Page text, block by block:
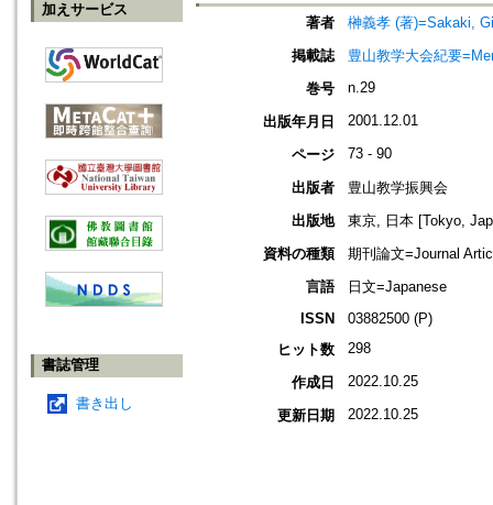
加えサービス
書誌管理
書き出し
著者
榊義孝 (著)=Sakaki,
掲載誌
豊山教学大会紀要
巻号
n.29
出版年月日 2001.12.01
ページ 73 - 90
出版者
豊山教学振興会
出版地
東京, 日本 [Tokyo,
資料の種類
期刊論文=Journal
言語
日文=Japanese
ISSN
03882500 (P)
ヒット数
298
作成日 2022.10.25
更新日期 2022.10.25